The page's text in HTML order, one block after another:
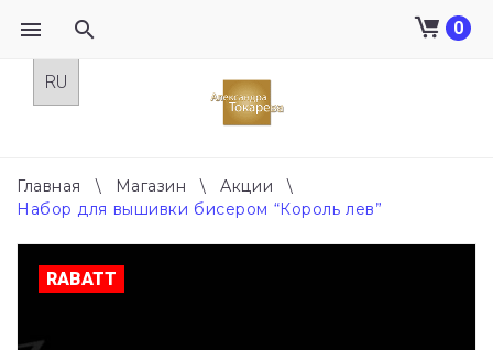
0
Главная \ Магазин \ Акции
\
Набор для вышивки бисером “Король лев”
RABATT